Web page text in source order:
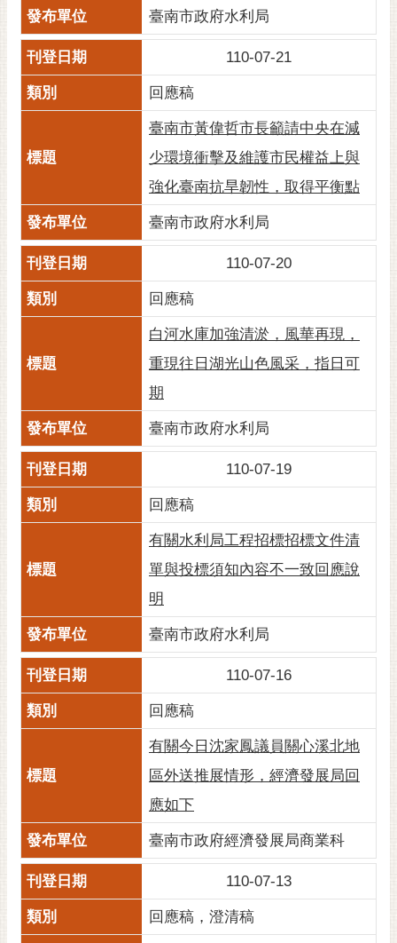
臺南市政府水利局
110-07-21
回應稿
臺南市黃偉哲市長籲請中央在減
少環境衝擊及維護市民權益上與
強化臺南抗旱韌性，取得平衡點
臺南市政府水利局
110-07-20
回應稿
白河水庫加強清淤，風華再現，
重現往日湖光山色風采，指日可
期
臺南市政府水利局
110-07-19
回應稿
有關水利局工程招標招標文件清
單與投標須知內容不一致回應說
明
臺南市政府水利局
110-07-16
回應稿
有關今日沈家鳳議員關心溪北地
區外送推展情形，經濟發展局回
應如下
臺南市政府經濟發展局商業科
110-07-13
回應稿，澄清稿